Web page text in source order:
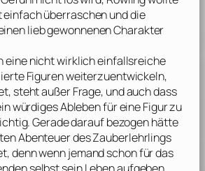
einfach überraschen und die
lieb gewonnenen Charakter
eine nicht wirklich einfallsreiche
Figuren weiterzuentwickeln,
steht außer Frage, und auch dass
würdiges Ableben für eine Figur zu
Gerade darauf bezogen hätte
Abenteuer des Zauberlehrlings
denn wenn jemand schon für das